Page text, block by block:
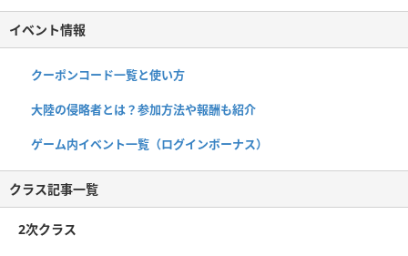
イベント情報
クーポンコード一覧と使い方
大陸の侵略者とは？参加方法や報酬も紹介
ゲーム内イベント一覧（ログインボーナス）
クラス記事一覧
2次クラス